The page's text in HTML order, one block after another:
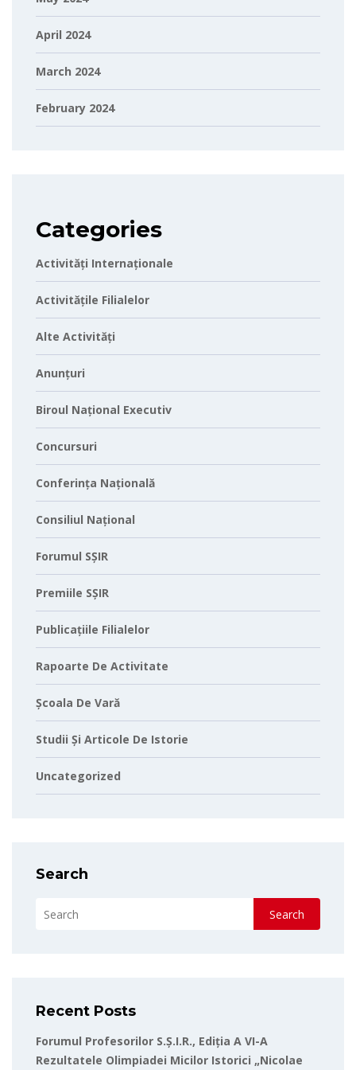
April 2024
March 2024
February 2024
Categories
Activități Internaționale
Activitățile Filialelor
Alte Activități
Anunțuri
Biroul Național Executiv
Concursuri
Conferința Națională
Consiliul Național
Forumul SȘIR
Premiile SȘIR
Publicațiile Filialelor
Rapoarte De Activitate
Școala De Vară
Studii Și Articole De Istorie
Uncategorized
Search
Search
Recent Posts
Forumul Profesorilor S.Ș.I.R., Ediția A VI-A
Rezultatele Olimpiadei Micilor Istorici „Nicolae